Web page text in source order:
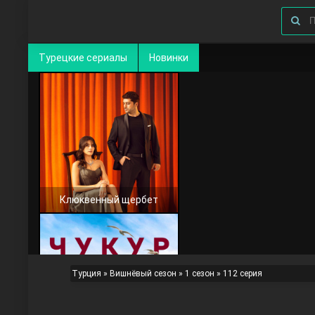
Турецкие сериалы Новинки
Клюквенный щербет
Турция » Вишнёвый сезон » 1 сезон » 112 серия